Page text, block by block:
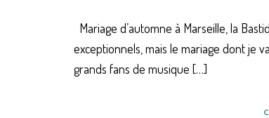
Mariage d’automne à Marseille, la
exceptionnels, mais le mariage dont je
grands fans de musique […]